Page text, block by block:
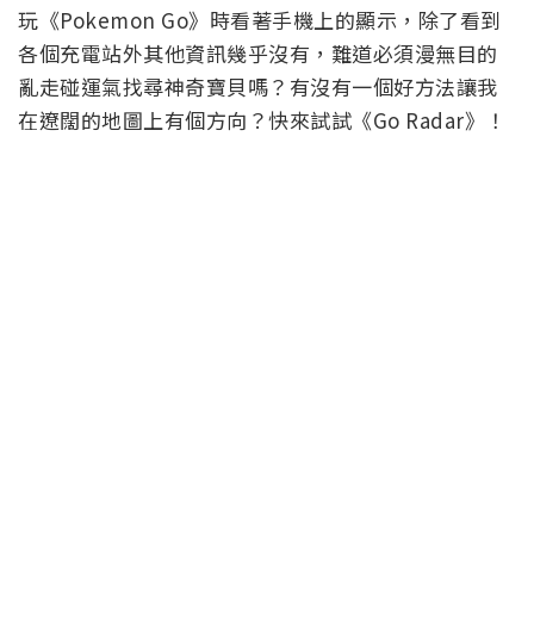
玩《Pokemon Go》時看著手機上的顯示，除了看到
各個充電站外其他資訊幾乎沒有，難道必須漫無目的
亂走碰運氣找尋神奇寶貝嗎？有沒有一個好方法讓我
在遼闊的地圖上有個方向？快來試試《Go Radar》！